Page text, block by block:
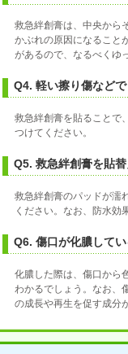
救急絆創膏は、中央から
かぶれの原因になること
があるので、なるべくゆ
Q4. 軽い擦り傷など
救急絆創膏を貼ることで
つけてください。
Q5. 救急絆創膏を貼
救急絆創膏のパッドが濡
ください。なお、防水効
Q6. 傷口が化膿して
化膿した際は、傷口から
わかるでしょう。なお、
の成長や再生を促す成分